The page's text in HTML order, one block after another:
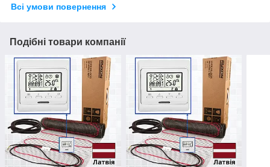
Всі умови повернення
Подібні товари компанії